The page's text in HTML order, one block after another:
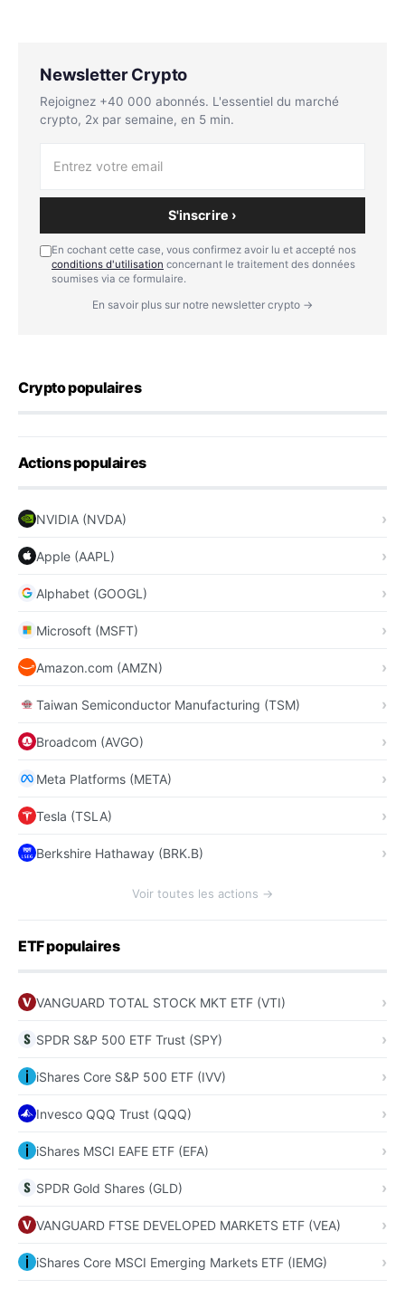
Newsletter Crypto
Rejoignez +40 000 abonnés. L'essentiel du marché
crypto, 2x par semaine, en 5 min.
S'inscrire ›
En cochant cette case, vous confirmez avoir lu et accepté nos
conditions d'utilisation concernant le traitement des données
soumises via ce formulaire.
En savoir plus sur notre newsletter crypto →
Crypto populaires
Actions populaires
NVIDIA (NVDA)
Apple (AAPL)
Alphabet (GOOGL)
Microsoft (MSFT)
Amazon.com (AMZN)
Taiwan Semiconductor Manufacturing (TSM)
Broadcom (AVGO)
Meta Platforms (META)
Tesla (TSLA)
Berkshire Hathaway (BRK.B)
Voir toutes les actions →
ETF populaires
VANGUARD TOTAL STOCK MKT ETF (VTI)
SPDR S&P 500 ETF Trust (SPY)
iShares Core S&P 500 ETF (IVV)
Invesco QQQ Trust (QQQ)
iShares MSCI EAFE ETF (EFA)
SPDR Gold Shares (GLD)
VANGUARD FTSE DEVELOPED MARKETS ETF (VEA)
iShares Core MSCI Emerging Markets ETF (IEMG)